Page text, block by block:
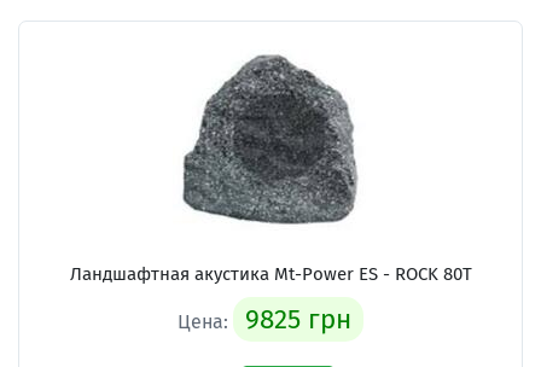
Ландшафтная акустика Mt-Power ES - ROCK 80T
Цена: 9825 грн